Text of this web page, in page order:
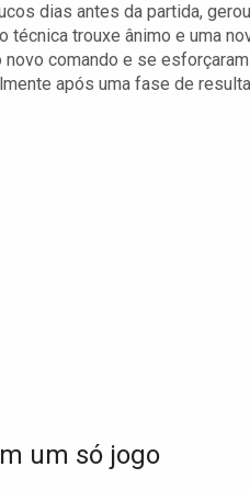
dias antes da partida,
trouxe ânimo e uma
comando e se
após uma fase de
um só jogo